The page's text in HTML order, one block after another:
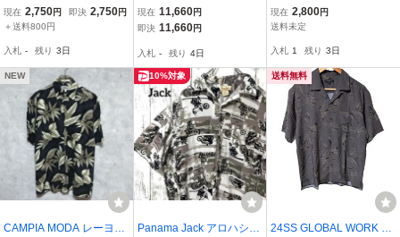
WAVE HAWAII 総柄 半袖
開衿アロハシャツ【S】
現在 2,750円 即決 2,750円
＋送料800円
入札 - 残り 3日
ツ/S/レーヨン/SS31603
現在 11,660円
即決 11,660円
入札 - 残り 4日
ムス パイナップル柄 ア
ロハシャツ 半袖シャ
現在 2,800円
送料未定
入札 1 残り 3日
NEW
CAMPIA MODA レーヨン
10%対象
Panama Jack アロハシャ
送料無料
24SS GLOBAL WORK 総